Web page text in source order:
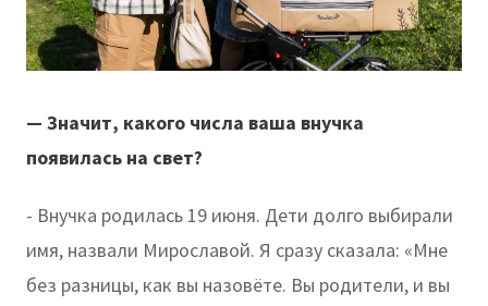
— Значит, какого числа ваша внучка
появилась на свет?
- Внучка родилась 19 июня. Дети долго выбирали
имя, назвали Мирославой. Я сразу сказала: «Мне
без разницы, как вы назовёте. Вы родители, и вы